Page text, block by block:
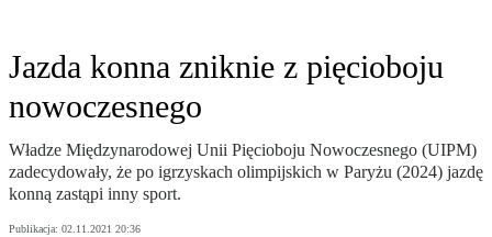
Jazda konna zniknie z pięcioboju
nowoczesnego
Władze Międzynarodowej Unii Pięcioboju Nowoczesnego (UIPM)
zadecydowały, że po igrzyskach olimpijskich w Paryżu (2024) jazdę
konną zastąpi inny sport.
Publikacja: 02.11.2021 20:36